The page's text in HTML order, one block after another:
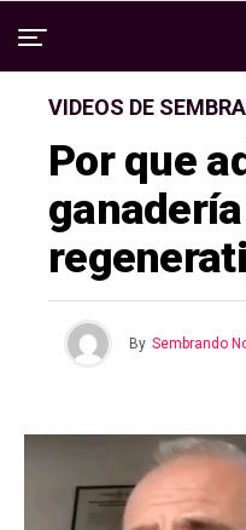
VIDEOS DE
Por que
ganadería
By Sembrando